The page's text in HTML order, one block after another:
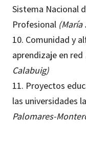
Sistema Nacional
Profesional (María
10. Comunidad y
aprendizaje en red
Calabuig)
11. Proyectos
las universidades
Palomares-